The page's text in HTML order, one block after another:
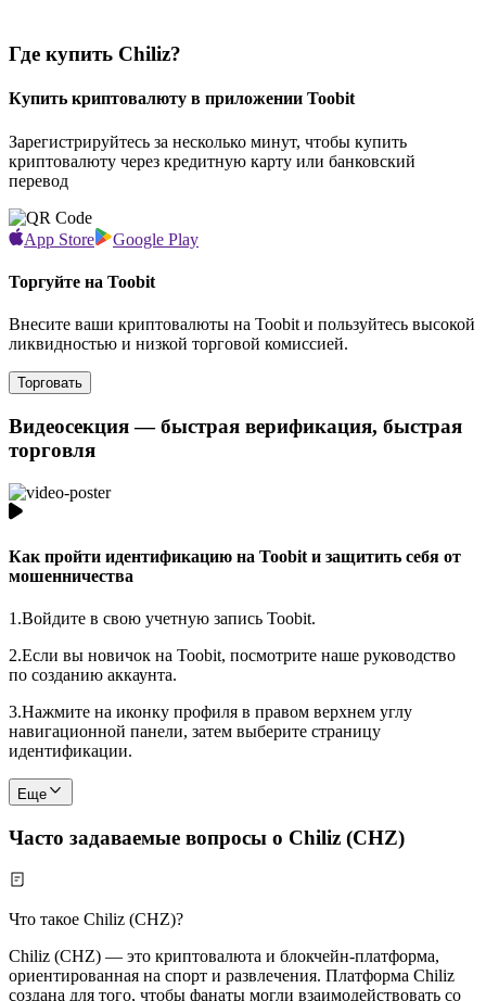
Где купить Chiliz?
Купить криптовалюту в приложении Toobit
Зарегистрируйтесь за несколько минут, чтобы купить
криптовалюту через кредитную карту или банковский
перевод
App Store Google Play
Торгуйте на Toobit
Внесите ваши криптовалюты на Toobit и пользуйтесь высокой
ликвидностью и низкой торговой комиссией.
Торговать
Видеосекция — быстрая верификация, быстрая
торговля
Как пройти идентификацию на Toobit и защитить себя от
мошенничества
1.Войдите в свою учетную запись Toobit.
2.Если вы новичок на Toobit, посмотрите наше руководство
по созданию аккаунта.
3.Нажмите на иконку профиля в правом верхнем углу
навигационной панели, затем выберите страницу
идентификации.
Еще
Часто задаваемые вопросы о Chiliz (CHZ)
Что такое Chiliz (CHZ)?
Chiliz (CHZ) — это криптовалюта и блокчейн-платформа,
ориентированная на спорт и развлечения. Платформа Chiliz
создана для того, чтобы фанаты могли взаимодействовать со